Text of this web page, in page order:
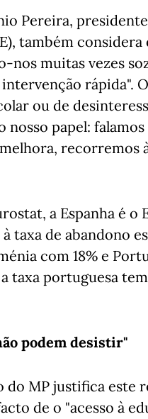
Pereira,
também
nos muitas vezes
rápida".
ou de
nosso papel:
recorremos
a Espanha é
taxa de abandono
com 18% e
a taxa portuguesa
podem desistir"
do MP justifica este
de o "acesso à